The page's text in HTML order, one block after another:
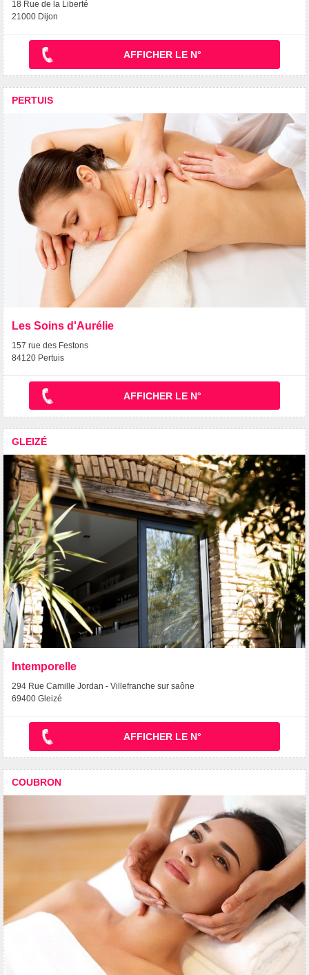
18 Rue de la Liberté
21000 Dijon
AFFICHER LE N°
PERTUIS
Les Soins d'Aurélie
157 rue des Festons
84120 Pertuis
AFFICHER LE N°
GLEIZÉ
Intemporelle
294 Rue Camille Jordan - Villefranche sur saône
69400 Gleizé
AFFICHER LE N°
COUBRON